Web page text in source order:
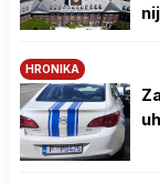
HRONIKA